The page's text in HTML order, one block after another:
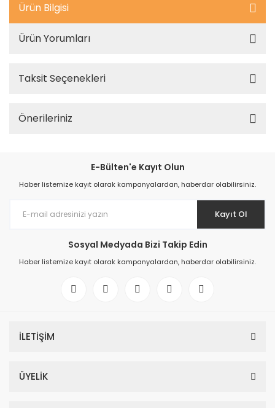
Ürün Bilgisi
Ürün Yorumları
Taksit Seçenekleri
Önerileriniz
E-Bülten'e Kayıt Olun
Haber listemize kayıt olarak kampanyalardan, haberdar olabilirsiniz.
Kayıt Ol
Sosyal Medyada Bizi Takip Edin
Haber listemize kayıt olarak kampanyalardan, haberdar olabilirsiniz.
İLETİŞİM
ÜYELİK